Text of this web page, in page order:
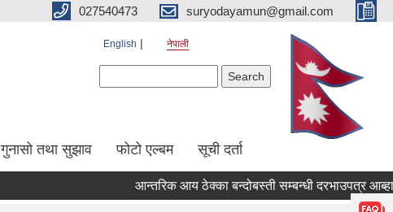
027540473 suryodayamun@gmail.com
English नेपाली
गुनासो तथा सुझाव फोटो एल्बम सूची दर्ता
आन्तरिक आय ठेक्का बन्दोबस्ती सम्बन्धी दरभाउपत्र